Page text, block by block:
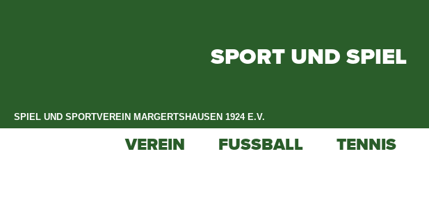
SPORT UND SPIEL
SPIEL UND SPORTVEREIN MARGERTSHAUSEN 1924 E.V.​
VEREIN FUSSBALL TENNIS